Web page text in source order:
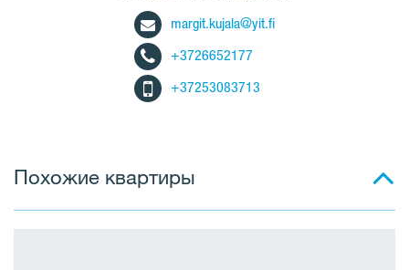
margit.kujala@yit.fi
+3726652177
+37253083713
Похожие квартиры